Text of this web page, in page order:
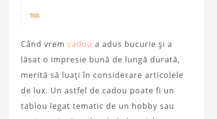
Când vrem cadou a adus bucurie și a
lăsat o impresie bună de lungă durată,
merită să luați în considerare articolele
de lux. Un astfel de cadou poate fi un
tablou legat tematic de un hobby sau